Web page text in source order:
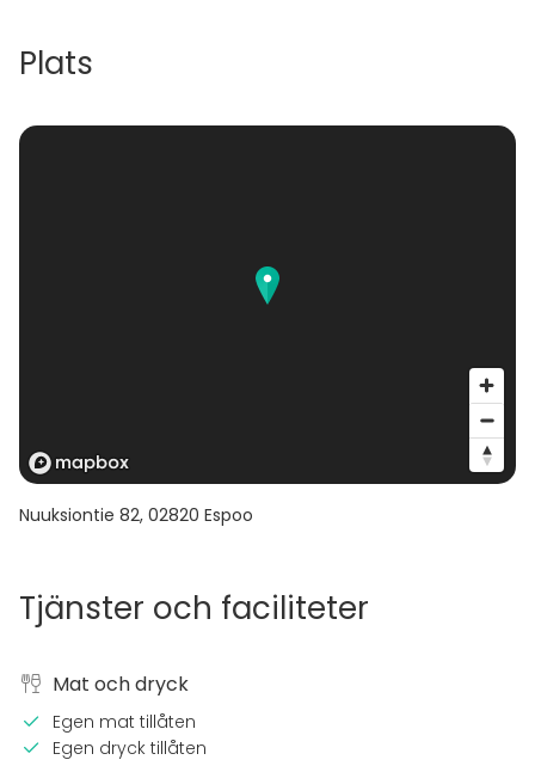
Plats
Nuuksiontie 82, 02820 Espoo
Tjänster och faciliteter
Mat och dryck
Egen mat tillåten
Egen dryck tillåten